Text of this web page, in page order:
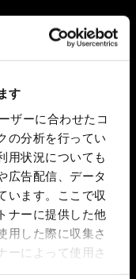
す
ザーに合わせたコ
の分析を行ってい
用状況についても
広告配信、データ
います。ここで収
ナーに提供した他
用した際に収集さ
ーによって使用さ